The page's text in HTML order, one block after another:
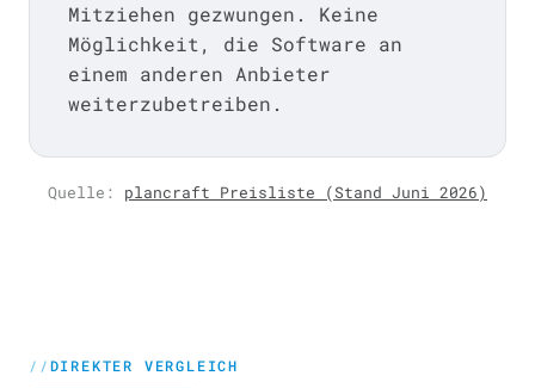
Mitziehen gezwungen. Keine
Möglichkeit, die Software an
einem anderen Anbieter
weiterzubetreiben.
Quelle: plancraft Preisliste (Stand Juni 2026)
DIREKTER VERGLEICH